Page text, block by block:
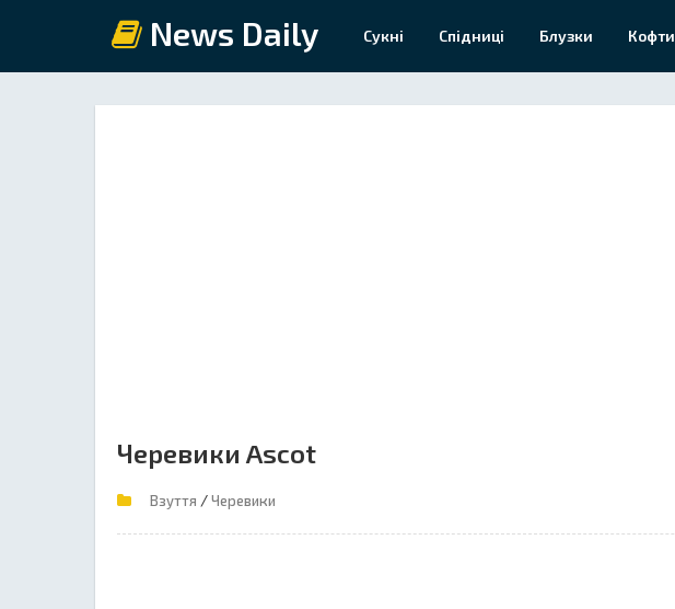
News Daily Сукні Спідниці Блузки Кофти
Черевики Ascot
Взуття /Черевики